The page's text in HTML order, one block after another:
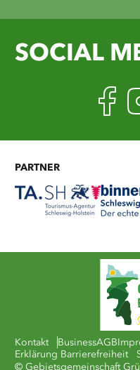
SOCIAL
PARTNER
Kontakt BusinessAGB
Erklärung Barrierefreiheit
© Gebietsgemeinschaft